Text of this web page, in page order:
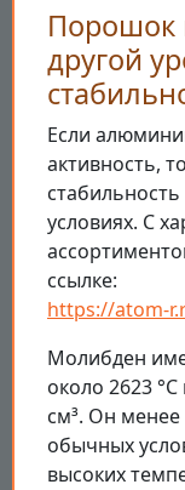
Порошок
другой
Если
активность,
условиях. С
ссылке:
https://atom-
Молибден
около 2623
см³. Он
обычных
высоких